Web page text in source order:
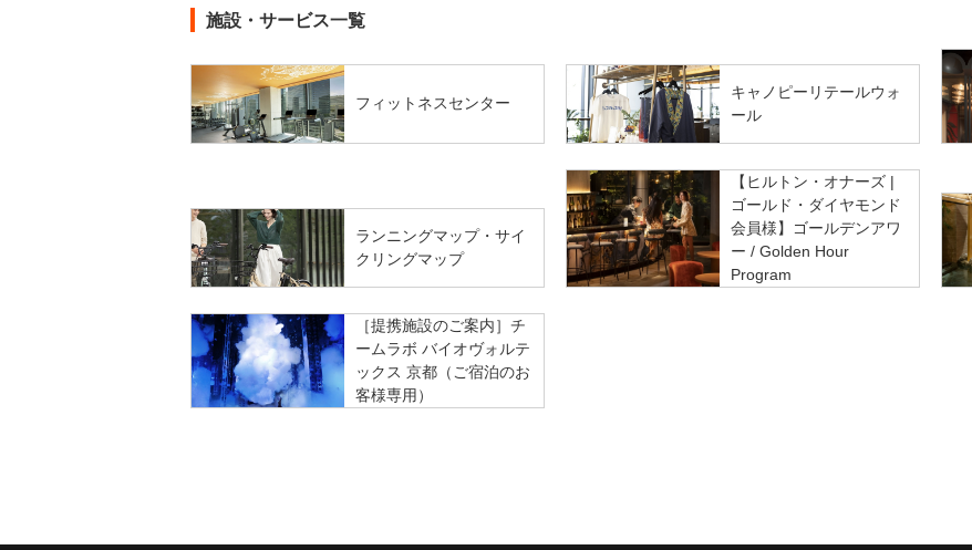
施設・サービス一覧
フィットネスセンター
キャノピーリテールウォ
ール
ランニングマップ・サイ
クリングマップ
【ヒルトン・オナーズ |
ゴールド・ダイヤモンド
会員様】ゴールデンアワ
ー / Golden Hour
Program
［提携施設のご案内］チ
ームラボ バイオヴォルテ
ックス 京都（ご宿泊のお
客様専用）